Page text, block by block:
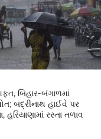
બિહાર-બંગાળમાં
બદ્રીનાથ હાઈવે પર
રસ્તા તળાવ